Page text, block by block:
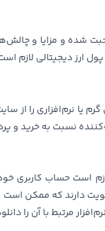
شده و مزایا و
ارز دیجیتالی لازم
یا نرم‌افزاری را از
نسبت به خرید و
است حساب کاربری
دارند که ممکن است
مرتبط با آن‌ را